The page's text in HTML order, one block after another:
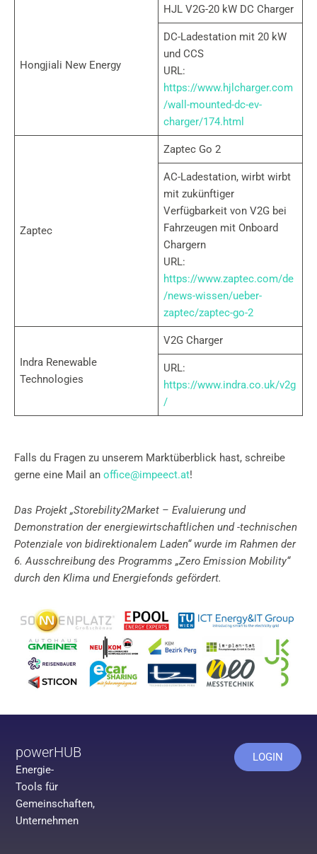
Hongjiali New Energy
HJL V2G-20 kW DC Charger
DC-Ladestation mit 20 kW
und CCS
URL:
https://www.hjlcharger.com
/wall-mounted-dc-ev-
charger/174.html
Zaptec
Zaptec Go 2
AC-Ladestation, wirbt wirbt
mit zukünftiger
Verfügbarkeit von V2G bei
Fahrzeugen mit Onboard
Chargern
URL:
https://www.zaptec.com/de
/news-wissen/ueber-
zaptec/zaptec-go-2
Indra Renewable
Technologies
V2G Charger
URL:
https://www.indra.co.uk/v2g
/
Falls du Fragen zu unserem Marktüberblick hast, schreibe
gerne eine Mail an office@impeect.at!
Das Projekt „Storebility2Market – Evaluierung und
Demonstration der energiewirtschaftlichen und -technischen
Potenziale von bidirektionalem Laden“ wurde im Rahmen der
6. Ausschreibung des Programms „Zero Emission Mobility“
durch den Klima und Energiefonds gefördert.
powerHUB
Energie-
Tools für
Gemeinschaften,
Unternehmen
LOGIN